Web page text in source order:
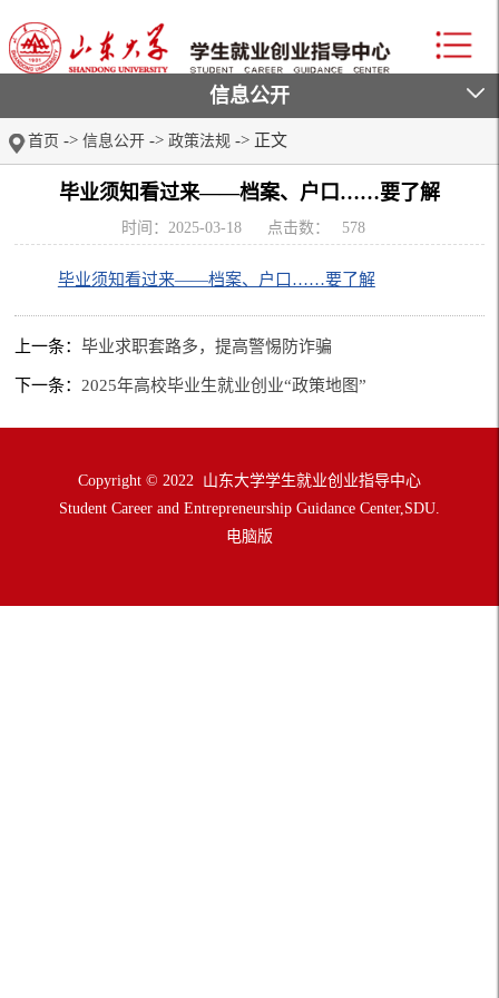
信息公开
首页 -> 信息公开 -> 政策法规 -> 正文
毕业须知看过来——档案、户口……要了解
时间：2025-03-18 点击数： 578
毕业须知看过来——档案、户口……要了解
上一条：毕业求职套路多，提高警惕防诈骗
下一条： 2025年高校毕业生就业创业“政策地图”
Copyright © 2022 山东大学学生就业创业指导中心
Student Career and Entrepreneurship Guidance Center,SDU.
电脑版